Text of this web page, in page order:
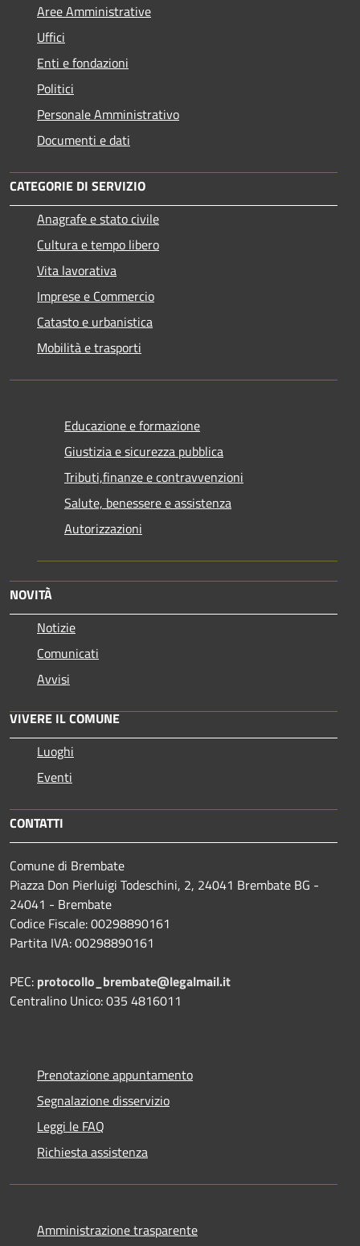
Aree Amministrative
Uffici
Enti e fondazioni
Politici
Personale Amministrativo
Documenti e dati
CATEGORIE DI SERVIZIO
Anagrafe e stato civile
Cultura e tempo libero
Vita lavorativa
Imprese e Commercio
Catasto e urbanistica
Mobilità e trasporti
Educazione e formazione
Giustizia e sicurezza pubblica
Tributi,finanze e contravvenzioni
Salute, benessere e assistenza
Autorizzazioni
NOVITÀ
Notizie
Comunicati
Avvisi
VIVERE IL COMUNE
Luoghi
Eventi
CONTATTI
Comune di Brembate
Piazza Don Pierluigi Todeschini, 2, 24041 Brembate BG -
24041 - Brembate
Codice Fiscale: 00298890161
Partita IVA: 00298890161
PEC: protocollo_brembate@legalmail.it
Centralino Unico: 035 4816011
Prenotazione appuntamento
Segnalazione disservizio
Leggi le FAQ
Richiesta assistenza
Amministrazione trasparente